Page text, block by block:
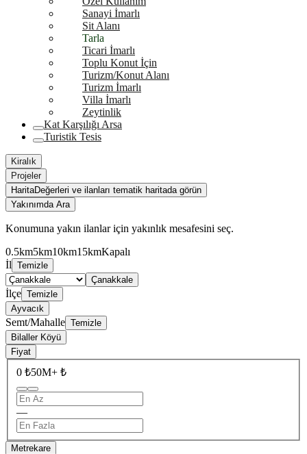
Sanayi İmarlı
Sit Alanı
Tarla
Ticari İmarlı
Toplu Konut İçin
Turizm/Konut Alanı
Turizm İmarlı
Villa İmarlı
Zeytinlik
Kat Karşılığı Arsa
Turistik Tesis
Kiralık
Projeler
HaritaDeğerleri ve ilanları tematik haritada görün
Yakınımda Ara
Konumuna yakın ilanlar için yakınlık mesafesini seç.
0.5km5km10km15kmKapalı
İl Temizle
Çanakkale
İlçe Temizle
Ayvacık
Semt/Mahalle Temizle
Bilaller Köyü
Fiyat
0 ₺50M+ ₺
—
Metrekare